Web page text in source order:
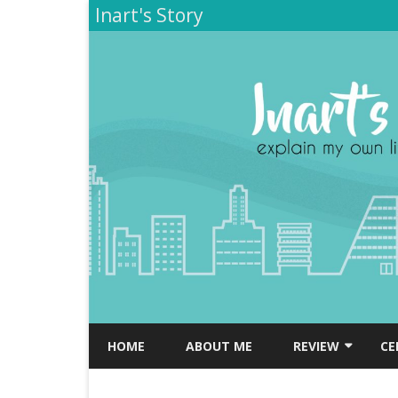
Inart's Story
HOME ABOUT ME REVIEW